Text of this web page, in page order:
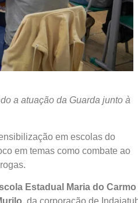
a atuação da Guarda junto à
em escolas do
em temas como combate ao
Estadual Maria do Carmo